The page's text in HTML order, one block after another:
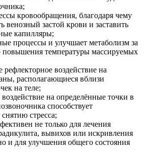
кровообращения, благодаря чему
венозный застой крови и заставить
капилляры;
процессы и улучшает метаболизм за
повышения температуры массируемых
рефлекторное воздействие на
располагающиеся вблизи
на теле;
на определённые точки в
способствует
стресса;
не только для лечения
вывихов или искривления
и для улучшения общего состояния